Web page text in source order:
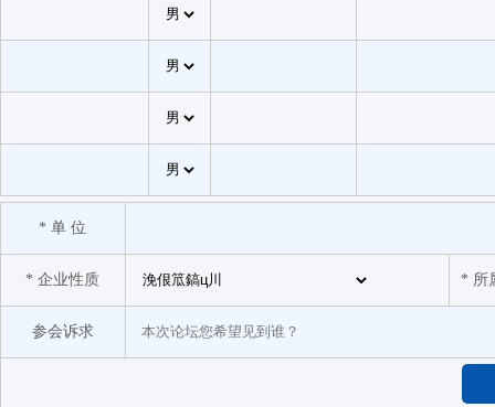
* 单 位
* 企业性质 * 所
参会诉求